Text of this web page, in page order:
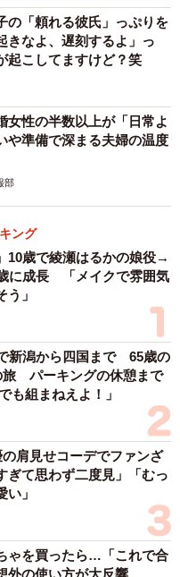
2/8
驚きのあまり声が出なかった
よりスクリーンショッ
えを？
うな骨格の模型か
あることを確信し、作
いただいたところ「10
となりまして。警察を
聴取を受けました。
され、それから約2ヵ月
無事完了し、依頼者さ
スタートされています。
の「頼れる彼氏」っぷりを
なよ、遅刻するよ」っ
こしてますけど？笑
女性の半数以上が「日常よ
準備で深まる夫婦の温度
部
ング
10歳で綾瀬はるかの娘役→
に成長 「メイクで雰囲気
」
新潟から四国まで 65歳の
旅 パーキングの休憩まで
も組まねえよ！」
肩見せコーデでファンざ
て思わず二度見」「むっ
」
ゃを買ったら…「これで合
外の使い方が大反響